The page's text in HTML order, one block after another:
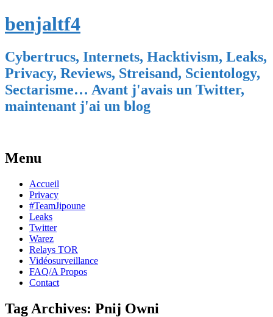
benjaltf4
Cybertrucs, Internets, Hacktivism, Leaks,
Privacy, Reviews, Streisand, Scientology,
Sectarisme… Avant j'avais un Twitter,
maintenant j'ai un blog
Menu
Skip
content
Accueil
Privacy
#TeamJipoune
Leaks
Twitter
Warez
Relays TOR
Vidéosurveillance
FAQ/A Propos
Contact
Tag Archives: Pnij Owni